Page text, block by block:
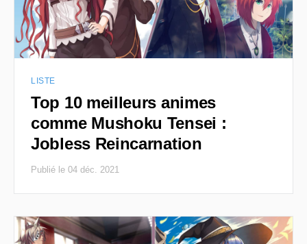
LISTE
Top 10 meilleurs animes
comme Mushoku Tensei :
Jobless Reincarnation
Publié le 04 déc. 2021